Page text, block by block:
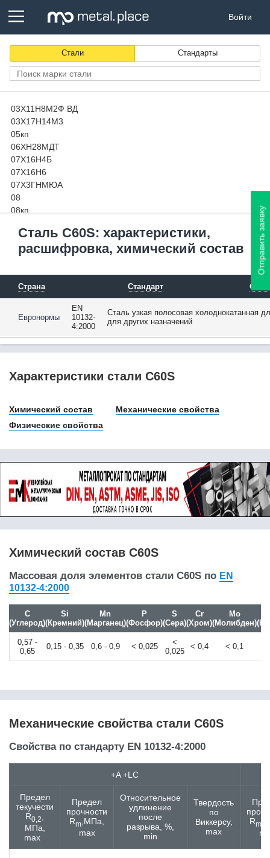
Войти
Стали Стандарты
03Х11Н8М2Ф ВД
03Х17Н14М3
05кп
06ХН28МДТ
07Х16Н4Б
07Х16Н6
07Х3ГНМЮА
08
08кп
08Х13
08х14МФ-Ш
08Х17Н5М3 / Х17Н5М3
08Х17Т
08Х18Г8Н2Т /
08Х18Н10
08Х18Н12Б
08Х22Н6Т
08Ю
09Г2С
09ГБЮ
09Х16Н4Б
10
10880
10895
10S20
10Г2
10Г2С1
10кп
10пс
10Х11Н20Т3Р
10Х14Г14Н4Т /
Х14Г14Н3Т
10Х2М
10ХСНД
11CrMo9-10
11MnNi5-3
11SMnPb30
11SMnPb37
11кп
125Cr2
12CrMo4
Сталь C60S: характеристики,
расшифровка, химический состав
Страна Стандарт
Евронормы
EN
10132-
4:2000
Сталь узкая полосовая холоднокатанная
для других назначений
Характеристики стали C60S
Химический состав
Механические свойства
Физические свойства
Химический состав C60S
Массовая доля элементов стали C60S по EN
10132-4:2000
C
(Углерод)
Si
(Кремний)
Mn
(Марганец)
P
(Фосфор)
S
(Сера)
Cr
(Хром)
Mo
(Молибден)
0,57 -
0,65
0,15 - 0,35 0,6 - 0,9 < 0,025
<
0,025
< 0,4 < 0,1
Механические свойства стали C60S
Свойства по стандарту EN 10132-4:2000
+A +LC
Предел
текучести
R0,2
МПа,
max
Предел
прочности
Rm ,МПа,
max
Oтносительное
удлинение
после
разрыва, %,
min
Твердость
по
Виккерсу,
max
Rm
Отправить заявку